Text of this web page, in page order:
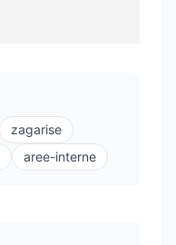
zagarise
aree-interne